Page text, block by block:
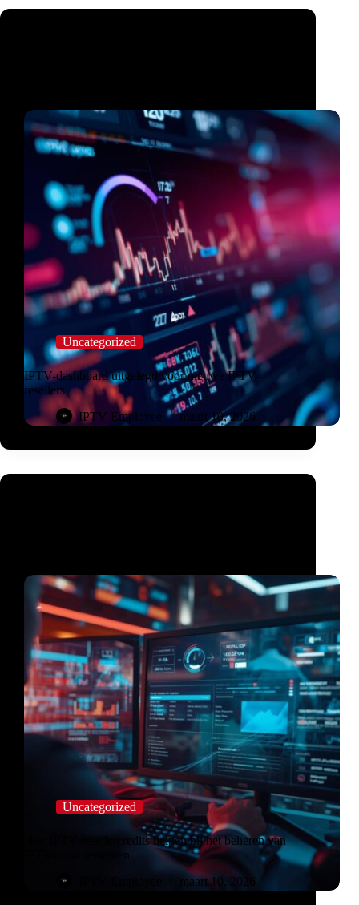
Uncategorized
IPTV-dashboard uitgelegd voor nieuwe IPTV-
resellers
IPTV Employee
maart 10, 2026
Uncategorized
Hoe IPTV-resellercredits helpen bij het beheren van
IPTV-abonnementen
maart 10, 2026